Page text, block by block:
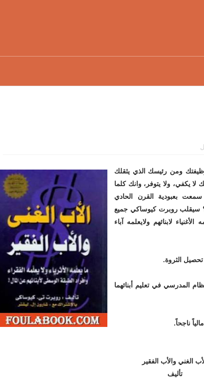
ومن رئيسك الذي يثقلك
يكفي، ولا يتوفر، وانك كلما
بعبودية القرن الحادي
سيقلب روبرت كيوساكي جميع
لابنائهم ولايعلمه آباء
الثروة.
المدرسي في تعليم أبنائهما
ناجحاً.
الغني والأب الفقير
تأليف